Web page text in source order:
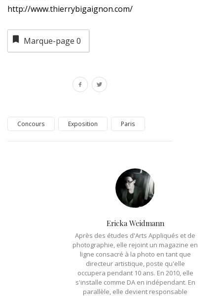
http://www.thierrybigaignon.com/
Marque-page 0
Concours Exposition Paris
Ericka Weidmann
Après des études d'Arts Appliqués et de
photographie, elle rejoint un magazine en
ligne consacré à la photo en tant que
directeur artistique, poste qu'elle
occupera pendant 10 ans. En 2010, elle
s'installe comme DA en indépendant. En
parallèle, elle devient responsable